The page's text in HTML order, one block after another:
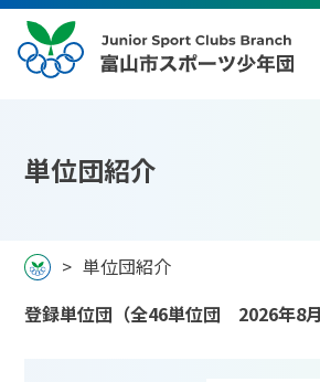
大会・イベント
活動報告
単位団紹介
単位団紹介
登録単位団（全46単位団 2026年8月